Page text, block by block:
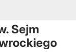
Sejm